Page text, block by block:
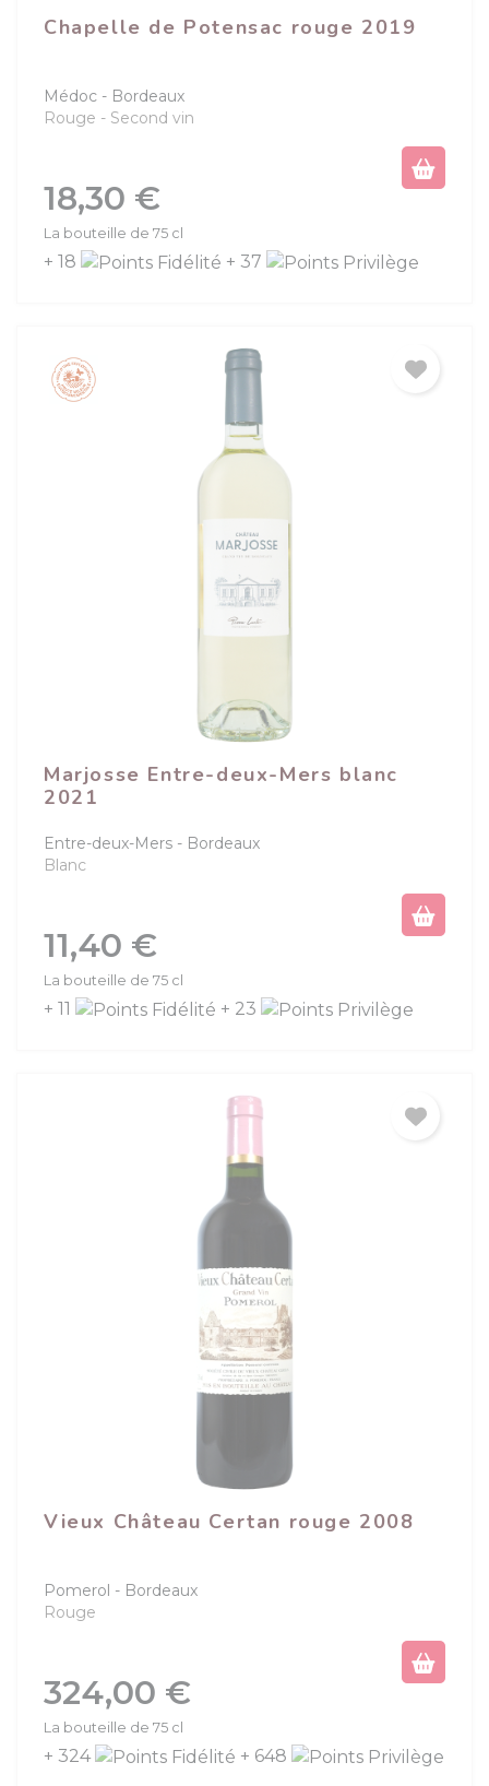
Chapelle de Potensac rouge 2019
Médoc
Bordeaux
Rouge
Second vin
Prix
18,30 €
La bouteille de 75 cl
+ 18 + 37
Marjosse Entre-deux-Mers blanc
2021
Entre-deux-Mers
Bordeaux
Blanc
Prix
11,40 €
La bouteille de 75 cl
+ 11 + 23
Vieux Château Certan rouge 2008
Pomerol
Bordeaux
Rouge
Prix
324,00 €
La bouteille de 75 cl
+ 324 + 648